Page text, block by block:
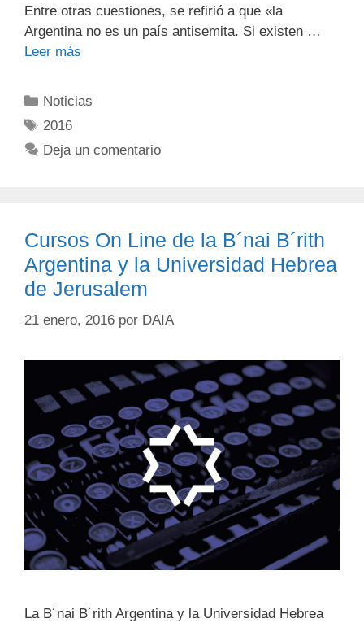
Entre otras cuestiones, se refirió a que «la
Argentina no es un país antisemita. Si existen …
Leer más
Noticias
2016
Deja un comentario
Cursos On Line de la B´nai B´rith
Argentina y la Universidad Hebrea
de Jerusalem
21 enero, 2016 por DAIA
La B´nai B´rith Argentina y la Universidad Hebrea